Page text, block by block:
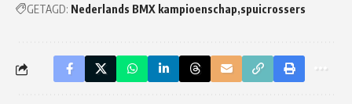
GETAGD: Nederlands BMX kampioenschap spuicrossers